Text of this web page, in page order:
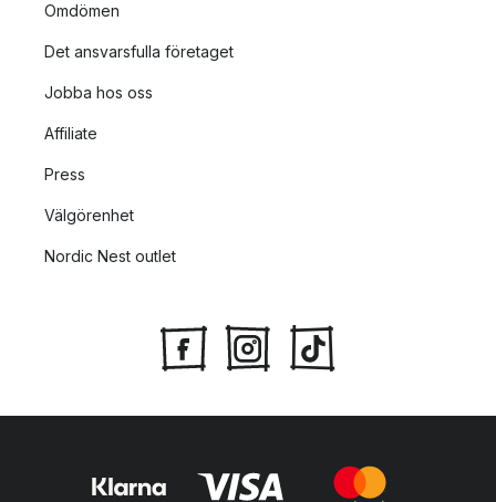
Omdömen
Det ansvarsfulla företaget
Jobba hos oss
Affiliate
Press
Välgörenhet
Nordic Nest outlet